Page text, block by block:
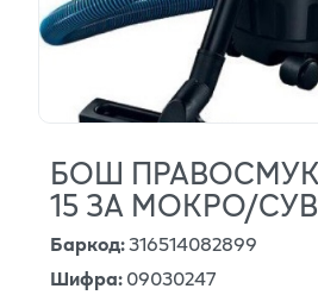
БОШ
15 ЗА МОКРО/
Баркод:316514082899
Шифра:09030247